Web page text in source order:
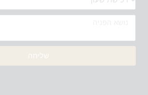
שליחה